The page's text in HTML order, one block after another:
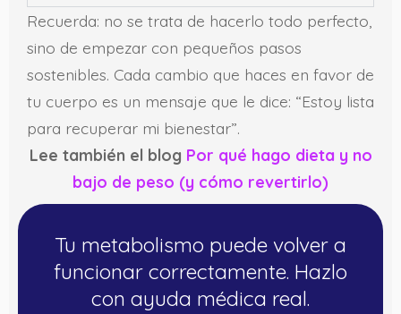
Recuerda: no se trata de hacerlo todo perfecto,
sino de empezar con pequeños pasos
sostenibles. Cada cambio que haces en favor de
tu cuerpo es un mensaje que le dice: “Estoy lista
para recuperar mi bienestar”.
Lee también el blog Por qué hago dieta y no
bajo de peso (y cómo revertirlo)
Tu metabolismo puede volver a
funcionar correctamente. Hazlo
con ayuda médica real.